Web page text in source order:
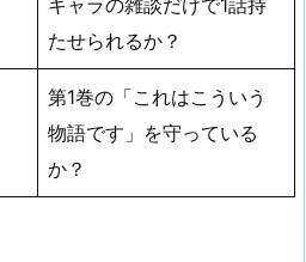
キャラの雑談だけで1話持
たせられるか？
第1巻の「これはこういう
物語です」を守っている
か？